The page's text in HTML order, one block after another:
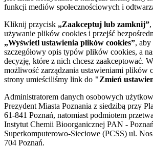
funkcji mediów społecznościowych i
Kliknij przycisk „Zaakceptuj lub zamknij”
używanie plików cookies i przejść
„Wyświetl ustawienia plików cookies”, aby
szczegółowy opis typów plików cookies, a
decyzję, które z nich chcesz zaakceptować.
możliwość zarządzania ustawieniami plików
strony umieściliśmy link do "Zmień
Administratorem danych osobowych
Prezydent Miasta Poznania z siedzibą przy
61-841 Poznań, natomiast podmiotem
Instytut Chemii Bioorganicznej PAN -
Superkomputerowo-Sieciowe (PCSS) ul.
704 Poznań.